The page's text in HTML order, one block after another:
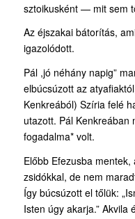
sztoikusként — mit sem
Az éjszakai bátorítás,
igazolódott.
Pál ,jó néhány napig”
elbúcsúzott az
Kenkreából) Szíria felé
utazott. Pál
fogadalma* volt.
Előbb Efezusba
zsidókkal, de nem
Így búcsúzott el tőlük:
Isten úgy akarja.” Akvila